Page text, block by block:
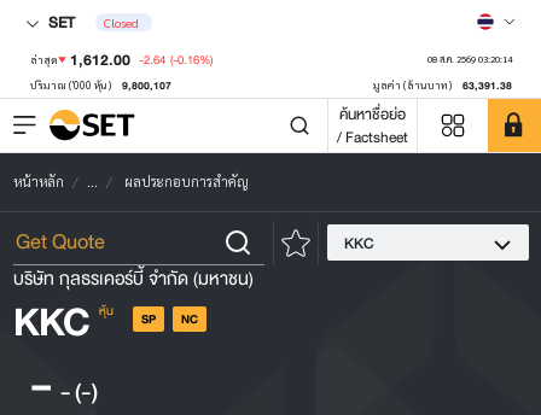
SET Closed
ล่าสุด 1,612.00 -2.64 (-0.16%) 08 ส.ค. 2569 03:20:14
ปริมาณ ('000 หุ้น) 9,800,107 มูลค่า (ล้านบาท) 63,391.38
ค้นหาชื่อย่อ
/ Factsheet
หน้าหลัก ... ผลประกอบการสำคัญ
KKC
บริษัท กุลธรเคอร์บี้ จำกัด (มหาชน)
KKC หุ้น SP NC
- -(-)